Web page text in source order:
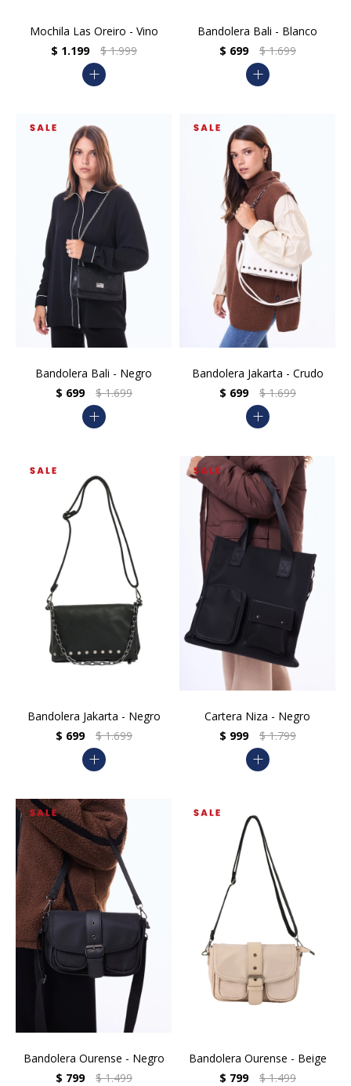
Mochila Las Oreiro - Vino
$ 1.199 $ 1.999
add
Bandolera Bali - Blanco
$ 699 $ 1.699
add
Bandolera Bali - Negro
$ 699 $ 1.699
add
Bandolera Jakarta - Crudo
$ 699 $ 1.699
add
Bandolera Jakarta - Negro
$ 699 $ 1.699
add
Cartera Niza - Negro
$ 999 $ 1.799
add
Bandolera Ourense - Negro
$ 799 $ 1.499
Bandolera Ourense - Beige
$ 799 $ 1.499